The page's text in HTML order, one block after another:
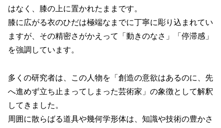
はなく、膝の上に置かれたままです。
膝に広がる衣のひだは極端なまでに丁寧に彫り込まれてい
ますが、その精密さがかえって「動きのなさ」「停滞感」
を強調しています。
多くの研究者は、この人物を「創造の意欲はあるのに、先
へ進めず立ち止まってしまった芸術家」の象徴として解釈
してきました。
周囲に散らばる道具や幾何学形体は、知識や技術の豊かさ